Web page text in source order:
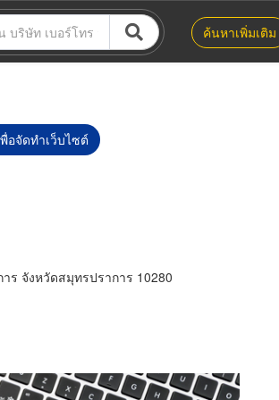
ค้นหาเพิ่มเติม
อจัดทำเว็บไซต์
ร จังหวัดสมุทรปราการ 10280